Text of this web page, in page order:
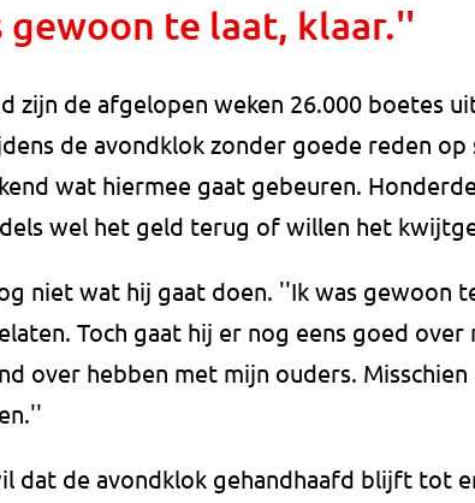
gewoon te laat, klaar.''
zijn de afgelopen weken 26.000 boetes
de avondklok zonder goede reden
wat hiermee gaat gebeuren.
wel het geld terug of willen het
niet wat hij gaat doen. ''Ik was gewoon
Toch gaat hij er nog eens goed over
over hebben met mijn ouders.
dat de avondklok gehandhaafd blijft tot